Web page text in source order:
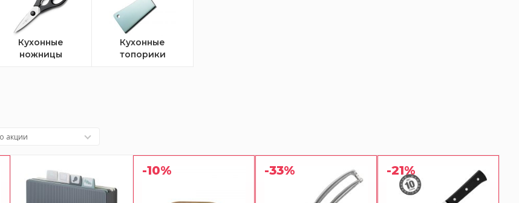
Кухонные
ножницы
Кухонные
топорики
акции
-10% -33% -21%